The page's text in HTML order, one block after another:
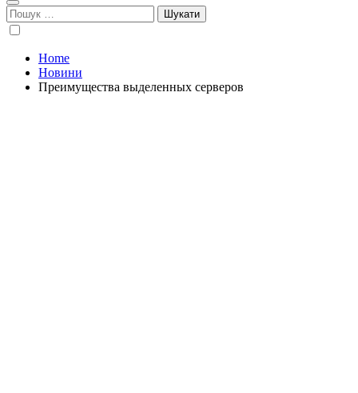
Пошук:
Home
Новини
Преимущества выделенных серверов